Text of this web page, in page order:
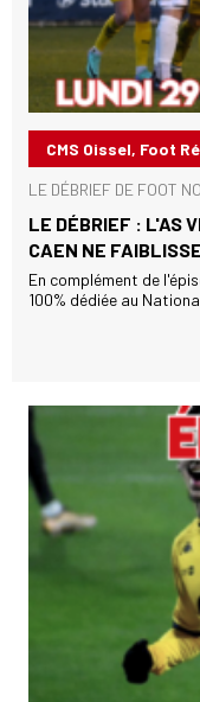
CMS Oissel, Foot
LE DÉBRIEF DE FOOT
LE DÉBRIEF : L'AS
CAEN NE
En complément de
100% dédiée au